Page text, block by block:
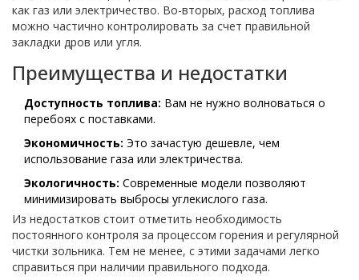
как газ или электричество. Во-вторых, расход топлива
можно частично контролировать за счет правильной
закладки дров или угля.
Преимущества и недостатки
Доступность топлива: Вам не нужно волноваться о
перебоях с поставками.
Экономичность: Это зачастую дешевле, чем
использование газа или электричества.
Экологичность: Современные модели позволяют
минимизировать выбросы углекислого газа.
Из недостатков стоит отметить необходимость
постоянного контроля за процессом горения и регулярной
чистки зольника. Тем не менее, с этими задачами легко
справиться при наличии правильного подхода.